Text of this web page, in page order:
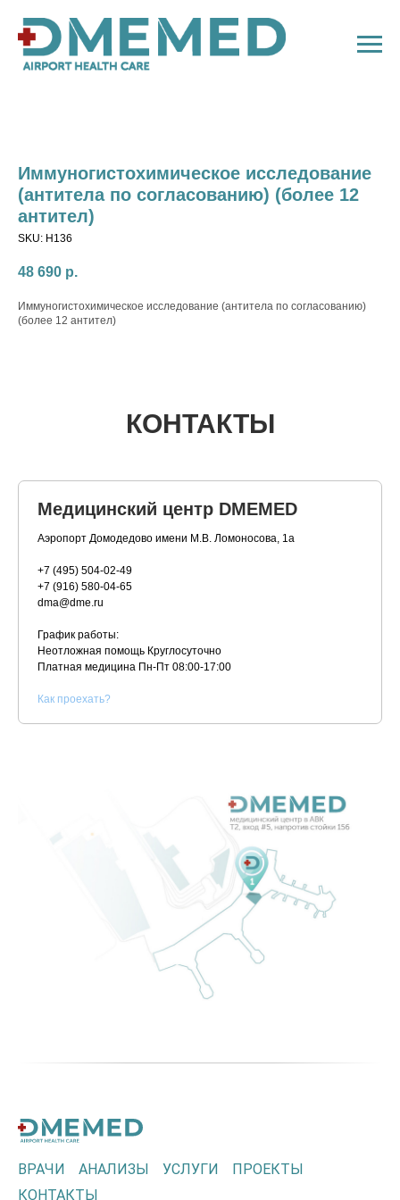
Иммуногистохимическое исследование
(антитела по согласованию) (более 12
антител)
SKU: H136
48 690 р.
Иммуногистохимическое исследование (антитела по согласованию)
(более 12 антител)
КОНТАКТЫ
Медицинский центр DMEMED
Аэропорт Домодедово имени М.В. Ломоносова, 1а
+7 (495) 504-02-49
+7 (916) 580-04-65
dma@dme.ru
График работы:
Неотложная помощь Круглосуточно
Платная медицина Пн-Пт 08:00-17:00
Как проехать?
ВРАЧИ АНАЛИЗЫ УСЛУГИ
ПРОЕКТЫ
КОНТАКТЫ